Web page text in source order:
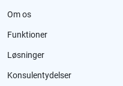
Om os
Funktioner
Løsninger
Konsulentydelser